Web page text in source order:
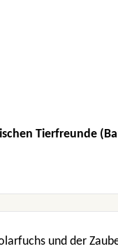
Tierfreunde